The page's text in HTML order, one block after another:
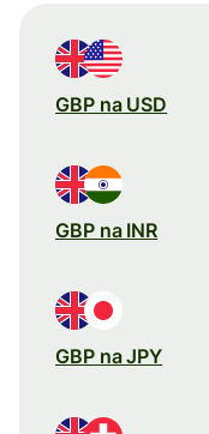
GBP na USD
GBP na INR
GBP na JPY